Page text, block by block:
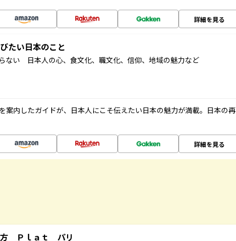
詳細を見る
たい日本のこと
ない 日本人の心、食文化、職文化、信仰、地域の魅力など
案内したガイドが、日本人にこそ伝えたい日本の魅力が満載。日本の再
詳細を見る
Ｐｌａｔ パリ